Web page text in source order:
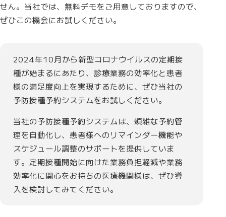
せん。当社では、無料デモをご用意しておりますので、
ぜひこの機会にお試しください。
2024年10月から新型コロナウイルスの定期接
種が始まるにあたり、診療業務の効率化と患者
様の満足度向上を実現するために、ぜひ当社の
予防接種予約システムをお試しください。
当社の予防接種予約システムは、煩雑な予約管
理を自動化し、患者様へのリマインダー機能や
スケジュール調整のサポートを提供していま
す。定期接種開始に向けた業務負担軽減や業務
効率化に関心をお持ちの医療機関様は、ぜひ導
入を検討してみてください。